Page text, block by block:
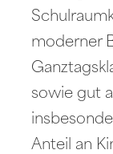
moderner
sowie gut
Anteil an